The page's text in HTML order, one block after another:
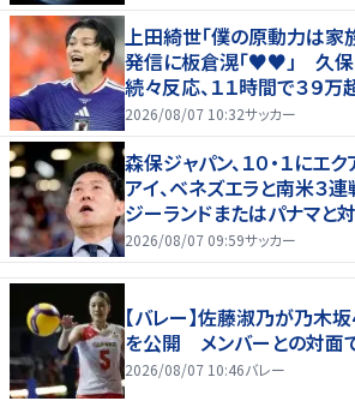
上田綺世「僕の原動力は家
発信に板倉滉「♥♥」 久
続々反応、１１時間で３９万
2026/08/07 10:32サッカー
森保ジャパン、１０・１に
アイ、ベネズエラと南米３
ジーランドまたはパナマと
2026/08/07 09:59サッカー
【バレー】佐藤淑乃が乃
を公開 メンバーとの対面
2026/08/07 10:46バレー